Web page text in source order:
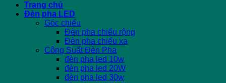
Trang chủ
Đèn pha LED
Góc chiếu
Đèn pha chiếu rộng
Đèn pha chiếu xa
Công Suất Đèn Pha
đèn pha led 10w
đèn pha led 20W
đèn pha led 30w